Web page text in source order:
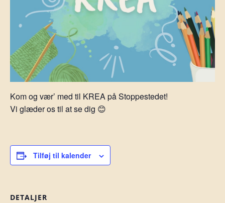
Kom og vær’ med til KREA på Stoppestedet!
Vi glæder os til at se dig 😊
Tilføj til kalender
DETALJER